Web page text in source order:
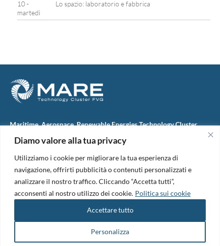
Diamo valore alla tua privacy
Utilizziamo i cookie per migliorare la tua esperienza di
navigazione, offrirti pubblicità o contenuti personalizzati e
analizzare il nostro traffico. Cliccando “Accetta tutti”,
acconsenti al nostro utilizzo dei cookie. Politica sui cookie
Personalizza
Accettare tutto
10 -
martedì
Lo spazio: laboratorio e fabbrica
Maritime, Aerospace, Renewable Energies Technology Cluster
M.A.R.E. TC FVG S.c.ar.l.
34074 Monfalcone (Italy)
tel. +39 0481 723440
Codice Fiscale e Partita Iva: 01138620313
PEC:marefvg@legalmail.it
Codice univoco per i pagamenti: M5UXCR1
Copyright 2026. Design and development by
Informativa Privacy|Cookie Policy|Amm. Trasparente|Bandi &